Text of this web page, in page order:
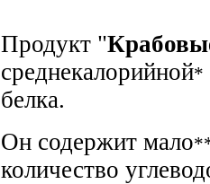
Продукт "
среднекалорийной*
белка.
Он содержит мало
количество